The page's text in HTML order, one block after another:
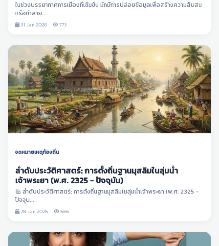
ในช่วงบรรยากาศการเมืองที่เข้มข้น มักมีการปล่อยข้อมูลเพื่อสร้างความสับสน
หรือทำลาย...
31 Jan 2026 773
จดหมายเหตุท้องถิ่น
ลำดับประวัติศาสตร์: การตั้งถิ่นฐานมุสลิมในลุ่มน้ำ
เจ้าพระยา (พ.ศ. 2325 - ปัจจุบัน)
🕌 ลำดับประวัติศาสตร์: การตั้งถิ่นฐานมุสลิมในลุ่มน้ำเจ้าพระยา (พ.ศ. 2325 -
ปัจจุบ...
28 Jan 2026 666